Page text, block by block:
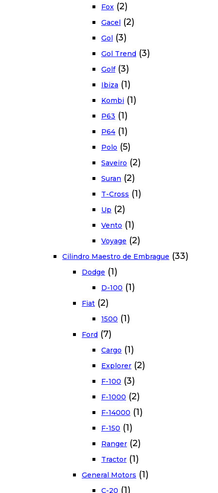
Fox (2)
Gacel (2)
Gol (3)
Gol Trend (3)
Golf (3)
Ibiza (1)
Kombi (1)
P63 (1)
P64 (1)
Polo (5)
Saveiro (2)
Suran (2)
T-Cross (1)
Up (2)
Vento (1)
Voyage (2)
Cilindro Maestro de Embrague (33)
Dodge (1)
D-100 (1)
Fiat (2)
1500 (1)
Ford (7)
Cargo (1)
Explorer (2)
F-100 (3)
F-1000 (2)
F-14000 (1)
F-150 (1)
Ranger (2)
Tractor (1)
General Motors (1)
C-20 (1)